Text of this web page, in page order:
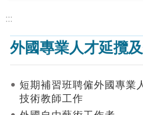
規
公
告
及
釋
:::
外國專業人才延攬
短期補習班聘僱外國專業
技術教師工作